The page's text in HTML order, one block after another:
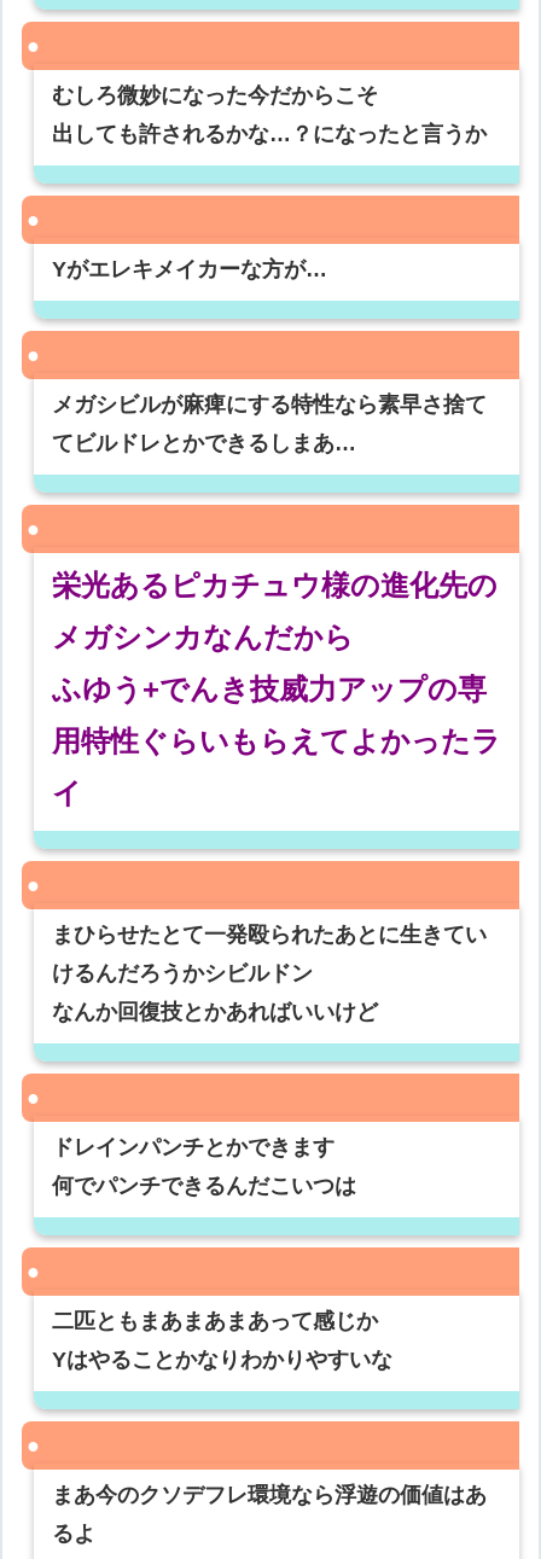
むしろ微妙になった今だからこそ
出しても許されるかな…？になったと言うか
Yがエレキメイカーな方が…
メガシビルが麻痺にする特性なら素早さ捨て
てビルドレとかできるしまあ…
栄光あるピカチュウ様の進化先の
メガシンカなんだから
ふゆう+でんき技威力アップの専
用特性ぐらいもらえてよかったラ
イ
まひらせたとて一発殴られたあとに生きてい
けるんだろうかシビルドン
なんか回復技とかあればいいけど
ドレインパンチとかできます
何でパンチできるんだこいつは
二匹ともまあまあまあって感じか
Yはやることかなりわかりやすいな
まあ今のクソデフレ環境なら浮遊の価値はあ
るよ